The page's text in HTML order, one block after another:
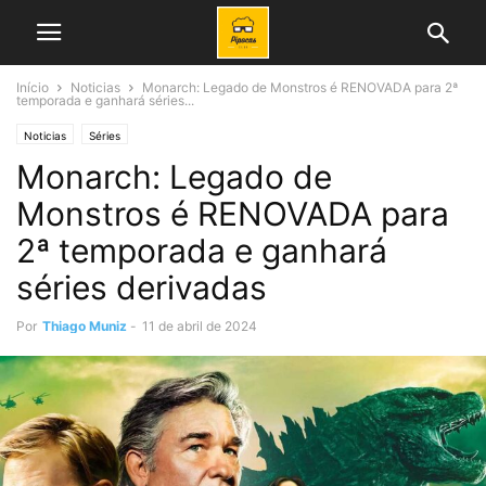
Início Noticias
Monarch: Legado de Monstros é RENOVADA para 2ª
temporada e ganhará séries...
Noticias Séries
Monarch: Legado de
Monstros é RENOVADA para
2ª temporada e ganhará
séries derivadas
Por Thiago Muniz - 11 de abril de 2024